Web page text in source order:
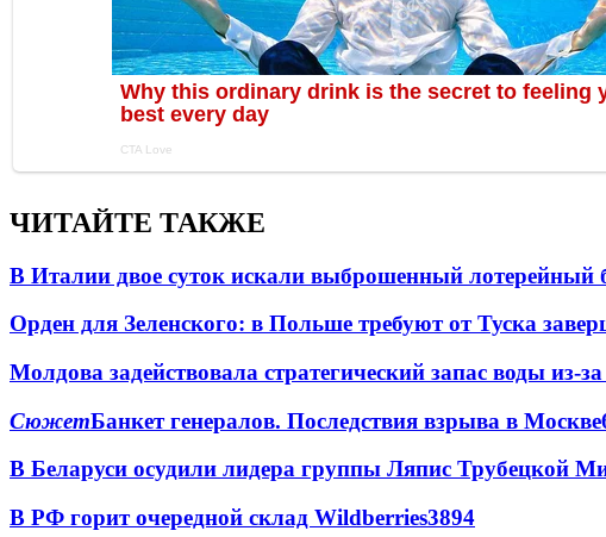
ЧИТАЙТЕ ТАКЖЕ
В Италии двое суток искали выброшенный
Орден для Зеленского: в Польше требуют от Туска
Молдова задействовала стратегический запас воды из-
СюжетБанкет генералов. Последствия взрыва в Москве
В Беларуси осудили лидера группы Ляпис Трубецкой
В РФ горит очередной склад Wildberries3894